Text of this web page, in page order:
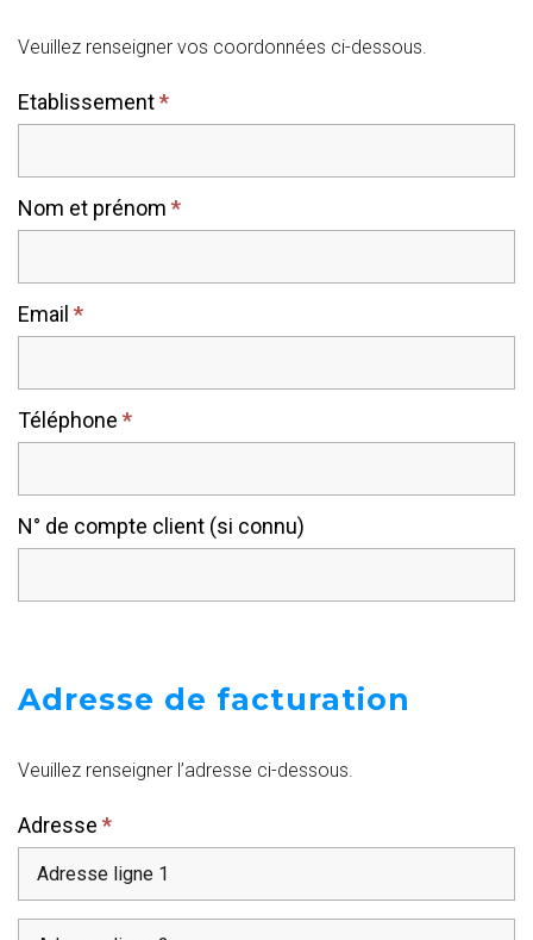
Veuillez renseigner vos coordonnées ci-dessous.
Etablissement*
Nom et prénom *
Email *
Téléphone *
N° de compte client (si connu)
Adresse de facturation
Veuillez renseigner l’adresse ci-dessous.
Adresse *